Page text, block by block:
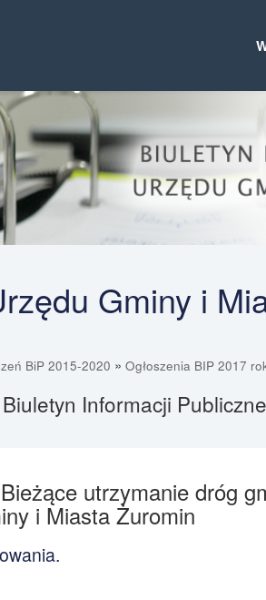
Gminy i
BiP 2015-2020 » Ogłoszenia BIP 2017
Informacji
utrzymanie dróg
i Miasta Żuromin